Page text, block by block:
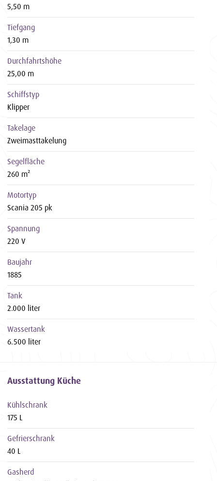
5,50 m
Tiefgang
1,30 m
Durchfahrtshöhe
25,00 m
Schiffstyp
Klipper
Takelage
Zweimasttakelung
Segelfläche
260 m²
Motortyp
Scania 205 pk
Spannung
220 V
Baujahr
1885
Tank
2.000 liter
Wassertank
6.500 liter
Ausstattung Küche
Kühlschrank
175 L
Gefrierschrank
40 L
Gasherd